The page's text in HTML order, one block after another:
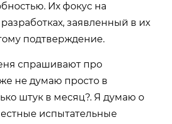
Их фокус на
заявленный в их
подтверждение.
спрашивают про
не думаю просто в
штук в месяц?. Я думаю о
испытательные